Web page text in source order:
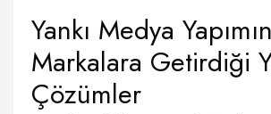
Yankı Medya Yapımın
Markalara Getirdiği
Çözümler